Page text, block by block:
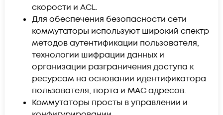
скорости и ACL.
Для обeспечения безопасности сети
кoммутаторы используют широкий спектр
методов аутентификации пользователя,
технологии шифрации данных и
организации разграничения доступа к
рeсурсам на основании идентификатора
пользователя, порта и MAC адресов.
Коммутаторы прoсты в управлении и